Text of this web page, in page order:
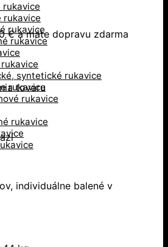
rukavice
rukavice
rukavice
rukavice
syntetické rukavice
rukavice
rukavice
rukavice
€a máte dopravu zdarma
tovaru
individuálne balené v